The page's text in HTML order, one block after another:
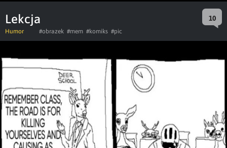
Lekcja 10
Humor #obrazek #mem #komiks #pic